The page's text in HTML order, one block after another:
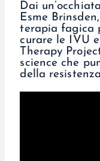
Dai
Esme
terapia fagica
curare le IVU
Therapy
science che
della